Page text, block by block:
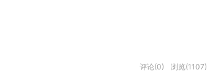
到色彩的协调搭配、元素的合理布局以及
评论(0) 浏览(1107)